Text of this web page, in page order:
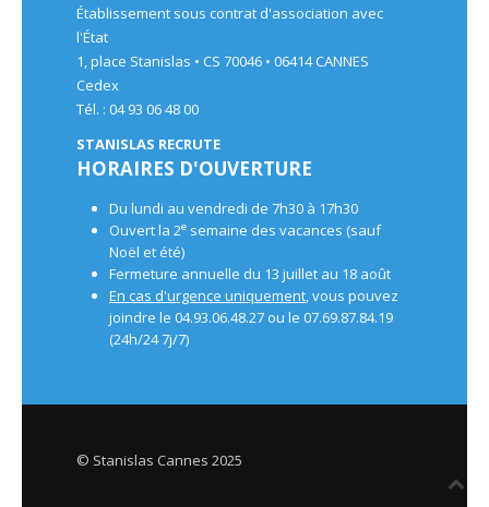
Établissement sous contrat d'association avec
l'État
1, place Stanislas • CS 70046 • 06414 CANNES
Cedex
Tél. : 04 93 06 48 00
STANISLAS RECRUTE
HORAIRES D'OUVERTURE
Du lundi au vendredi de 7h30 à 17h30
Ouvert la 2e semaine des vacances (sauf
Noël et été)
Fermeture annuelle du 13 juillet au 18 août
En cas d'urgence uniquement, vous pouvez
joindre le 04.93.06.48.27 ou le 07.69.87.84.19
(24h/24 7j/7)
© Stanislas Cannes 2025